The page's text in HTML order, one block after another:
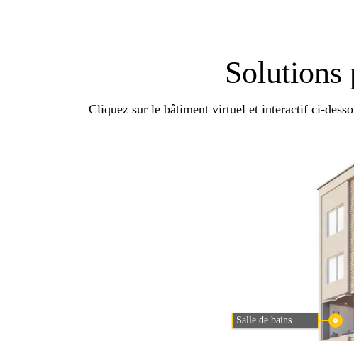
Solutions
Cliquez sur le bâtiment virtuel et interactif ci-
Salle de bains